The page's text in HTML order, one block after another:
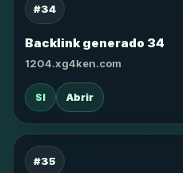
#34
Backlink generado 34
1204.xg4ken.com
SI Abrir
#35